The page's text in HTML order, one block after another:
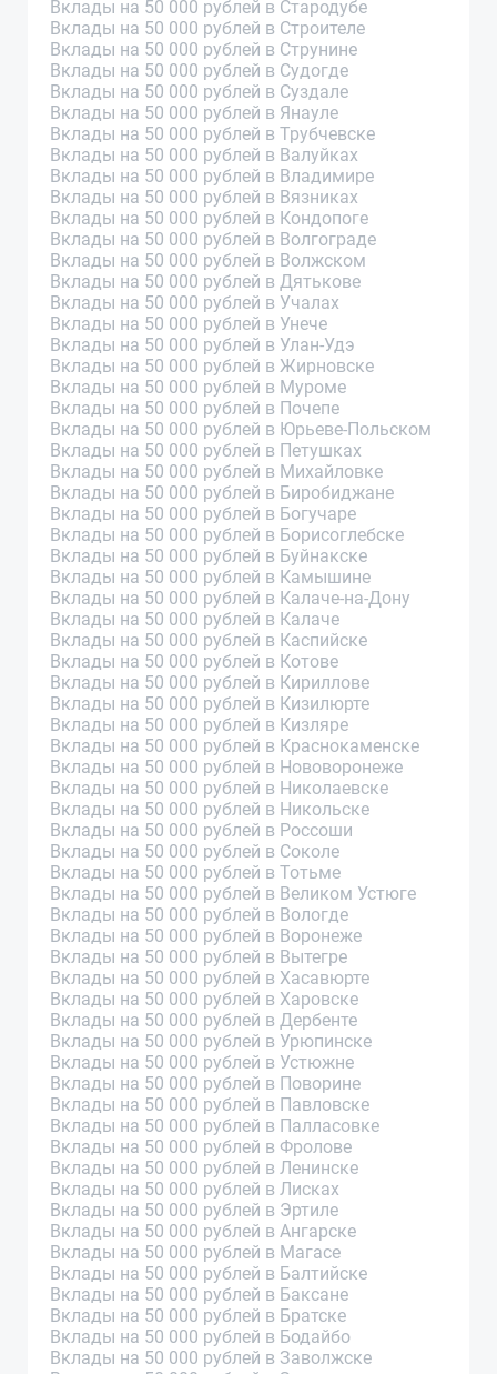
Вклады на 50 000 рублей в Стародубе
Вклады на 50 000 рублей в Строителе
Вклады на 50 000 рублей в Струнине
Вклады на 50 000 рублей в Судогде
Вклады на 50 000 рублей в Суздале
Вклады на 50 000 рублей в Янауле
Вклады на 50 000 рублей в Трубчевске
Вклады на 50 000 рублей в Валуйках
Вклады на 50 000 рублей в Владимире
Вклады на 50 000 рублей в Вязниках
Вклады на 50 000 рублей в Кондопоге
Вклады на 50 000 рублей в Волгограде
Вклады на 50 000 рублей в Волжском
Вклады на 50 000 рублей в Дятькове
Вклады на 50 000 рублей в Учалах
Вклады на 50 000 рублей в Унече
Вклады на 50 000 рублей в Улан-Удэ
Вклады на 50 000 рублей в Жирновске
Вклады на 50 000 рублей в Муроме
Вклады на 50 000 рублей в Почепе
Вклады на 50 000 рублей в Юрьеве-Польском
Вклады на 50 000 рублей в Петушках
Вклады на 50 000 рублей в Михайловке
Вклады на 50 000 рублей в Биробиджане
Вклады на 50 000 рублей в Богучаре
Вклады на 50 000 рублей в Борисоглебске
Вклады на 50 000 рублей в Буйнакске
Вклады на 50 000 рублей в Камышине
Вклады на 50 000 рублей в Калаче-на-Дону
Вклады на 50 000 рублей в Калаче
Вклады на 50 000 рублей в Каспийске
Вклады на 50 000 рублей в Котове
Вклады на 50 000 рублей в Кириллове
Вклады на 50 000 рублей в Кизилюрте
Вклады на 50 000 рублей в Кизляре
Вклады на 50 000 рублей в Краснокаменске
Вклады на 50 000 рублей в Нововоронеже
Вклады на 50 000 рублей в Николаевске
Вклады на 50 000 рублей в Никольске
Вклады на 50 000 рублей в Россоши
Вклады на 50 000 рублей в Соколе
Вклады на 50 000 рублей в Тотьме
Вклады на 50 000 рублей в Великом Устюге
Вклады на 50 000 рублей в Вологде
Вклады на 50 000 рублей в Воронеже
Вклады на 50 000 рублей в Вытегре
Вклады на 50 000 рублей в Хасавюрте
Вклады на 50 000 рублей в Харовске
Вклады на 50 000 рублей в Дербенте
Вклады на 50 000 рублей в Урюпинске
Вклады на 50 000 рублей в Устюжне
Вклады на 50 000 рублей в Поворине
Вклады на 50 000 рублей в Павловске
Вклады на 50 000 рублей в Палласовке
Вклады на 50 000 рублей в Фролове
Вклады на 50 000 рублей в Ленинске
Вклады на 50 000 рублей в Лисках
Вклады на 50 000 рублей в Эртиле
Вклады на 50 000 рублей в Ангарске
Вклады на 50 000 рублей в Магасе
Вклады на 50 000 рублей в Балтийске
Вклады на 50 000 рублей в Баксане
Вклады на 50 000 рублей в Братске
Вклады на 50 000 рублей в Бодайбо
Вклады на 50 000 рублей в Заволжске